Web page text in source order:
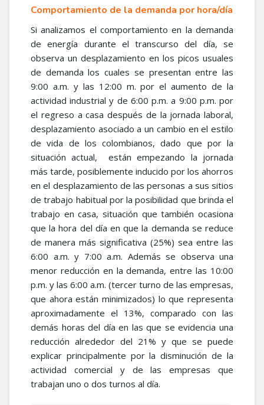
Comportamiento de la demanda por hora/día
Si analizamos el comportamiento en la demanda
de energía durante el transcurso del día, se
observa un desplazamiento en los picos usuales
de demanda los cuales se presentan entre las
9:00 a.m. y las 12:00 m. por el aumento de la
actividad industrial y de 6:00 p.m. a 9:00 p.m. por
el regreso a casa después de la jornada laboral,
desplazamiento asociado a un cambio en el estilo
de vida de los colombianos, dado que por la
situación actual, están empezando la jornada
más tarde, posiblemente inducido por los ahorros
en el desplazamiento de las personas a sus sitios
de trabajo habitual por la posibilidad que brinda el
trabajo en casa, situación que también ocasiona
que la hora del día en que la demanda se reduce
de manera más significativa (25%) sea entre las
6:00 a.m. y 7:00 a.m. Además se observa una
menor reducción en la demanda, entre las 10:00
p.m. y las 6:00 a.m. (tercer turno de las empresas,
que ahora están minimizados) lo que representa
aproximadamente el 13%, comparado con las
demás horas del día en las que se evidencia una
reducción alrededor del 21% y que se puede
explicar principalmente por la disminución de la
actividad comercial y de las empresas que
trabajan uno o dos turnos al día.